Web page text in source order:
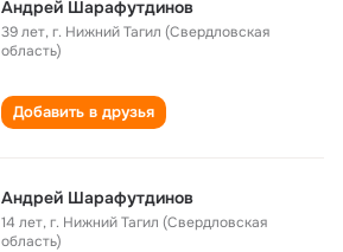
Андрей Шарафутдинов
39 лет,г. Нижний Тагил (Свердловская
область)
Добавить в друзья
Андрей Шарафутдинов
14 лет,г. Нижний Тагил (Свердловская
область)